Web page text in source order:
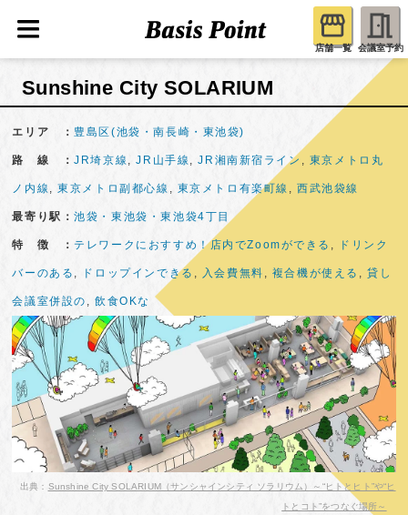
店舗一覧 会議室予約
Sunshine City SOLARIUM
エリア ： 豊島区(池袋・南長崎・東池袋)
路 線 ：JR埼京線 ,JR山手線 ,JR湘南新宿ライン , 東京メトロ丸
ノ内線 ,東京メトロ副都心線 , 東京メトロ有楽町線 ,西武池袋線
最寄り駅：池袋・東池袋・東池袋4丁目
特 徴 ：テレワークにおすすめ！店内でZoomができる , ドリンク
バーのある , ドロップインできる , 入会費無料 , 複合機が使える ,貸し
会議室併設の ,飲食OKな
出典： Sunshine City SOLARIUM（サンシャインシティ ソラリウム）～“ヒトとヒト”や“ヒ
トとコト”をつなぐ場所～